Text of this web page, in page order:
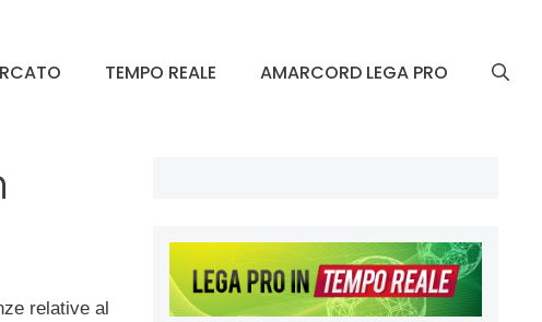
TEMPO REALE AMARCORD LEGA PRO
relative al